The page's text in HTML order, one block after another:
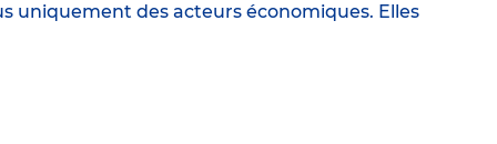
uniquement des acteurs économiques. Elles